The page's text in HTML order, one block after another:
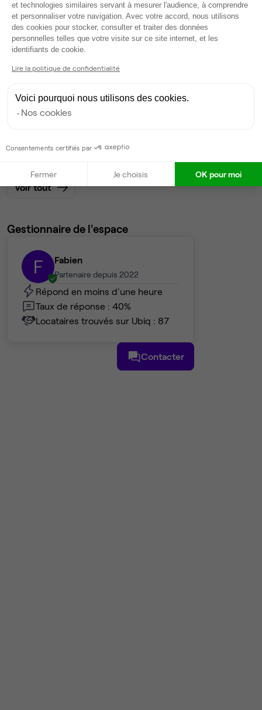
Bureau privé• 3ème étage
19
Bureau privé • 3ème étage
6 763 €
Voir tout
Gestionnaire de l'espace
F Fabien
Partenaire depuis 2022
Répond en moins d'une heure
Taux de réponse : 40%
Locataires trouvés sur Ubiq : 87
Contacter
et technologies similaires servant à mesurer l'audience, à comprendre
et personnaliser votre navigation. Avec votre accord, nous utilisons
des cookies pour stocker, consulter et traiter des données
personnelles telles que votre visite sur ce site internet, et les
identifiants de cookie.
Lire la politique de confidentialité
Voici pourquoi nous utilisons des cookies.
Nos cookies
Consentements certifiés par
Fermer Je choisis OK pour moi